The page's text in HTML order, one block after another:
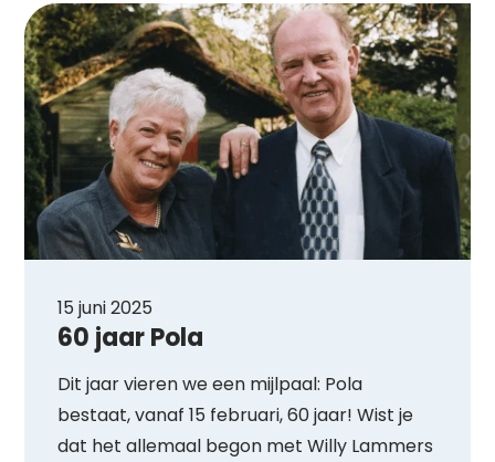
15 juni 2025
60 jaar Pola
Dit jaar vieren we een mijlpaal: Pola
bestaat, vanaf 15 februari, 60 jaar! Wist je
dat het allemaal begon met Willy Lammers